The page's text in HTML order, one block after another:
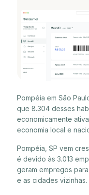
Pompéia em São
que 8.304 desses
economicamente
economia local e
Pompéia, SP vem
é devido às 3.013
geram empregos
e as cidades vizinhas.